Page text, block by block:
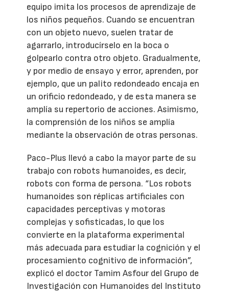
equipo imita los procesos de aprendizaje de
los niños pequeños. Cuando se encuentran
con un objeto nuevo, suelen tratar de
agarrarlo, introducírselo en la boca o
golpearlo contra otro objeto. Gradualmente,
y por medio de ensayo y error, aprenden, por
ejemplo, que un palito redondeado encaja en
un orificio redondeado, y de esta manera se
amplía su repertorio de acciones. Asimismo,
la comprensión de los niños se amplía
mediante la observación de otras personas.
Paco-Plus llevó a cabo la mayor parte de su
trabajo con robots humanoides, es decir,
robots con forma de persona. “Los robots
humanoides son réplicas artificiales con
capacidades perceptivas y motoras
complejas y sofisticadas, lo que los
convierte en la plataforma experimental
más adecuada para estudiar la cognición y el
procesamiento cognitivo de información”,
explicó el doctor Tamim Asfour del Grupo de
Investigación con Humanoides del Instituto